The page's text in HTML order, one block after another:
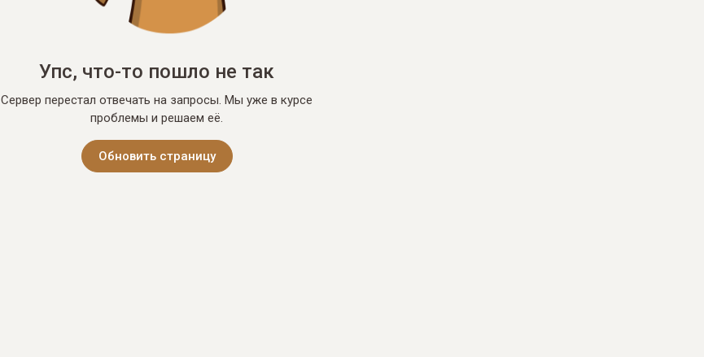
Упс, что-то пошло не так
Сервер перестал отвечать на запросы. Мы уже в курсе
проблемы и решаем её.
Обновить страницу